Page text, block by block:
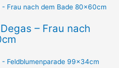
– Frau nach